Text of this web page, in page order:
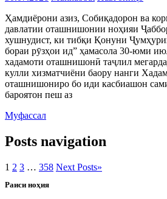
Ҳамдиёрони азиз, Собиқадорон ва
давлатии оташнишонии ноҳияи
хушнудист, ки тибқи Қонуни
бораи рӯзҳои ид” ҳамасола 30-юми
хадамоти оташнишонӣ таҷлил
кулли хизматчиёни баору нанги
оташнишониро бо иди касбиашон
бароятон пеш аз
Муфассал
Posts navigation
1 2 3 … 358 Next Posts»
Раиси ноҳия